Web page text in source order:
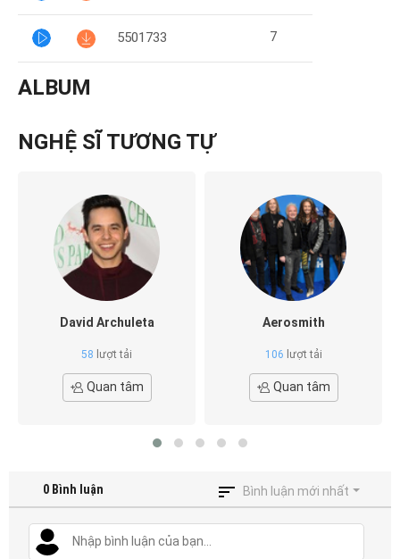
5501733 7
ALBUM
NGHỆ SĨ TƯƠNG TỰ
David Archuleta
58 lượt tải
Quan tâm
Aerosmith
106 lượt tải
Quan tâm
0 Bình luận Bình luận mới nhất